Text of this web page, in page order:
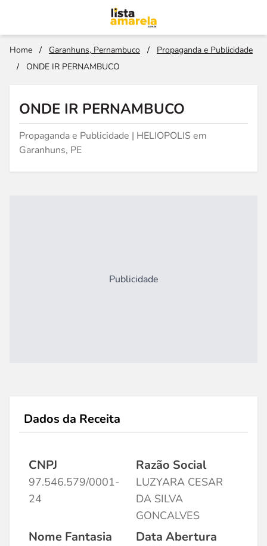
Home / Garanhuns, Pernambuco /
Propaganda e Publicidade
/
ONDE IR PERNAMBUCO
ONDE IR PERNAMBUCO
Propaganda e Publicidade | HELIOPOLIS em
Garanhuns, PE
Publicidade
Dados da Receita
CNPJ
97.546.579/0001-
24
Razão Social
LUZYARA CESAR
DA SILVA
GONCALVES
Nome Fantasia Data Abertura